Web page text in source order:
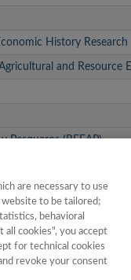
History Research
and Resource
Pesqueros (REEAP)
are necessary to use
to be tailored;
behavioral
all cookies", you accept
for technical cookies
revoke your consent